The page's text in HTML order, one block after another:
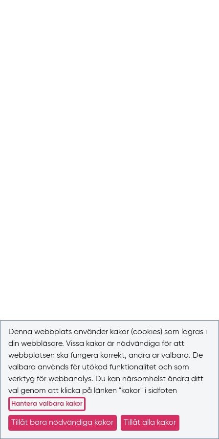
Denna webbplats använder kakor (cookies) som lagras i
din webbläsare. Vissa kakor är nödvändiga för att
webbplatsen ska fungera korrekt, andra är valbara. De
valbara används för utökad funktionalitet och som
verktyg för webbanalys. Du kan närsomhelst ändra ditt
val genom att klicka på länken "kakor" i sidfoten
Hantera valbara kakor
Tillåt bara nödvändiga kakor Tillåt alla kakor